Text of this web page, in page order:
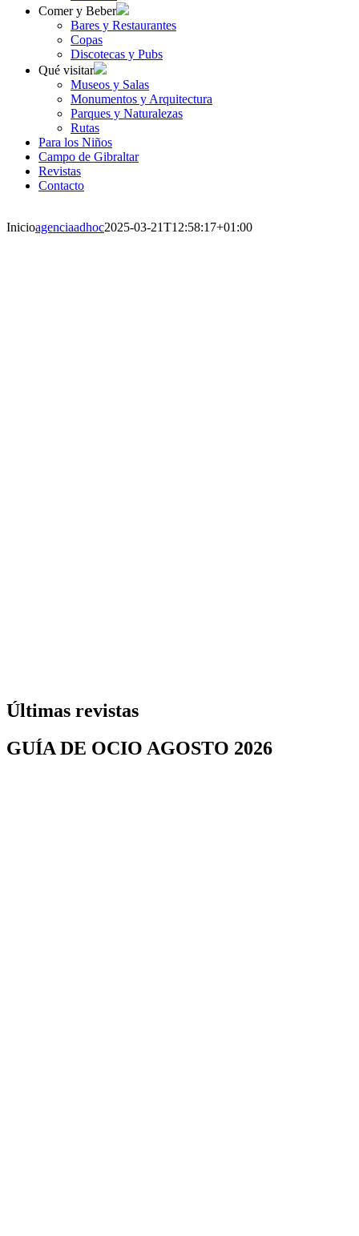
Comer y Beber
Bares y Restaurantes
Copas
Discotecas y Pubs
Qué visitar
Museos y Salas
Monumentos y Arquitectura
Parques y Naturalezas
Rutas
Para los Niños
Campo de Gibraltar
Revistas
Contacto
Inicioagenciaadhoc2025-03-21T12:58:17+01:00
Últimas revistas
GUÍA DE OCIO AGOSTO 2026